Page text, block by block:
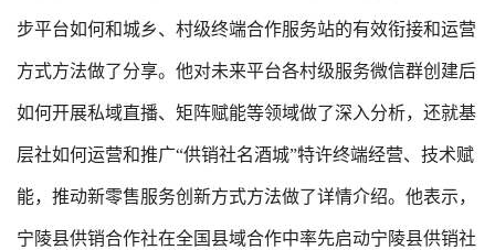
步平台如何和城乡、村级终端合作服务站的有效衔接和运营
方式方法做了分享。他对未来平台各村级服务微信群创建后
如何开展私域直播、矩阵赋能等领域做了深入分析，还就基
层社如何运营和推广“供销社名酒城”特许终端经营、技术赋
能，推动新零售服务创新方式方法做了详情介绍。他表示，
宁陵县供销合作社在全国县域合作中率先启动宁陵县供销社